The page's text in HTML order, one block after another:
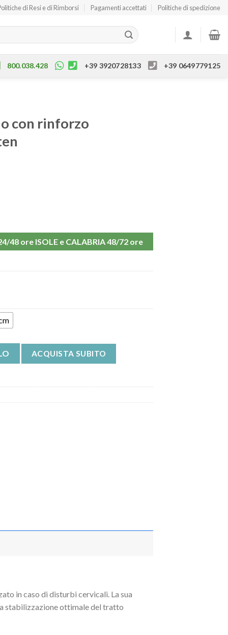
di Resi e di Rimborsi Pagamenti accettati Politiche di spedizione
800.038.428 +39 3920728133 +39 0649779125
con rinforzo
48 ore ISOLE e CALABRIA 48/72 ore
ACQUISTA SUBITO
in caso di disturbi cervicali. La sua
stabilizzazione ottimale del tratto